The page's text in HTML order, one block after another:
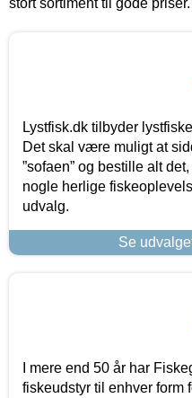
Lystfisk.dk tilbyder
Det skal være muligt at
”sofaen” og bestille alt
nogle herlige
udvalg.
Se
I mere end 50 år har
fiskeudstyr til enhver form